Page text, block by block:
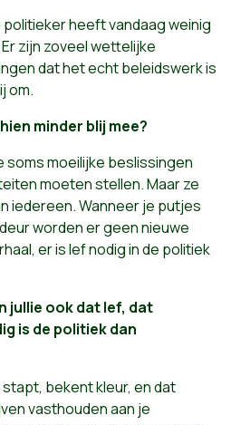
politieker heeft vandaag weinig
zijn zoveel wettelijke
dat het echt beleidswerk is
om.
minder blij mee?
soms moeilijke beslissingen
moeten stellen. Maar ze
iedereen. Wanneer je putjes
worden er geen nieuwe
er is lef nodig in de politiek
jullie ook dat lef, dat
is de politiek dan
stapt, bekent kleur, en dat
vasthouden aan je